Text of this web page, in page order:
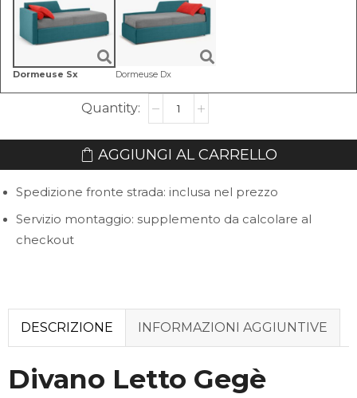
Dormeuse Sx Dormeuse Dx
Divano
Letto
Estraibile
Gegè
quantità
AGGIUNGI AL CARRELLO
Spedizione fronte strada: inclusa nel prezzo
Servizio montaggio: supplemento da calcolare al
checkout
DESCRIZIONE INFORMAZIONI AGGIUNTIVE
Divano Letto Gegè